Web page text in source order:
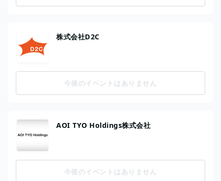
株式会社D2C
今後のイベントはありません
AOI TYO Holdings株式会社
今後のイベントはありません